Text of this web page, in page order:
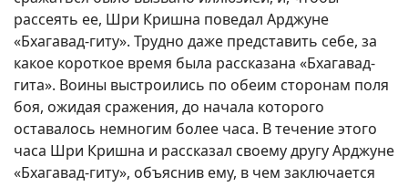
рассеять ее, Шри Кришна поведал Арджуне
«Бхагавад-гиту». Трудно даже представить себе, за
какое короткое время была рассказана «Бхагавад-
гита». Воины выстроились по обеим сторонам поля
боя, ожидая сражения, до начала которого
оставалось немногим более часа. В течение этого
часа Шри Кришна и рассказал своему другу Арджуне
«Бхагавад-гиту», объяснив ему, в чем заключается